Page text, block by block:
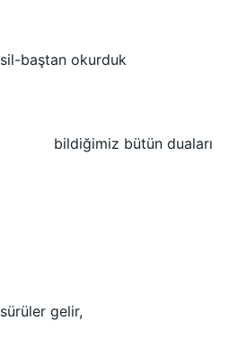
sil-baştan okurduk
bildiğimiz bütün duaları
sürüler gelir,